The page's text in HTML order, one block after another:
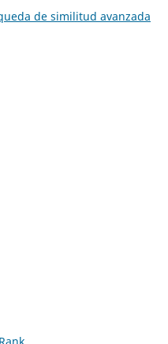
de similitud avanzada